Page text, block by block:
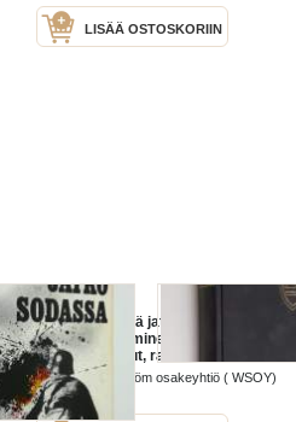
LISÄÄ OSTOSKORIIN
Tykinjyskeessä jatkosodassa -
Suomen joutuminen jatkosotaan,
käydyt taistelut, rauha, vaaran
vuodet ja nykypäivä tykkimiehen
näkökulmasta
Werner Söderström osakeyhtiö ( WSOY)
1969
Hinta: 5,00 €